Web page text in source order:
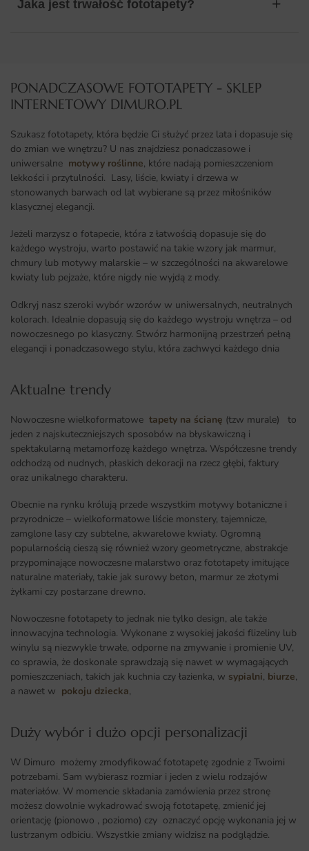
Jaka jest trwałość fototapety?
PONADCZASOWE FOTOTAPETY - SKLEP
INTERNETOWY DIMURO.PL​
Szukasz fototapety, która będzie Ci służyć przez lata i dopasuje się
do zmian we wnętrzu? U nas znajdziesz ponadczasowe i
uniwersalne motywy roślinne, które nadają pomieszczeniom
lekkości i przytulności. Lasy, liście, kwiaty i drzewa w
stonowanych barwach od lat wybierane są przez miłośników
klasycznej elegancji.
Jeżeli marzysz o fotapecie, która z łatwością dopasuje się do
każdego wystroju, warto postawić na takie wzory jak marmur,
chmury lub motywy malarskie – w szczególności na akwarelowe
kwiaty lub pejzaże, które nigdy nie wyjdą z mody.
Odkryj nasz szeroki wybór wzorów w uniwersalnych, neutralnych
kolorach. Idealnie dopasują się do każdego wystroju wnętrza – od
nowoczesnego po klasyczny. Stwórz harmonijną przestrzeń pełną
elegancji i ponadczasowego stylu, która zachwyci każdego dnia
Aktualne trendy​
Nowoczesne wielkoformatowe tapety na ścianę (tzw murale) to
jeden z najskuteczniejszych sposobów na błyskawiczną i
spektakularną metamorfozę każdego wnętrza. Współczesne trendy
odchodzą od nudnych, płaskich dekoracji na rzecz głębi, faktury
oraz unikalnego charakteru.
Obecnie na rynku królują przede wszystkim motywy botaniczne i
przyrodnicze – wielkoformatowe liście monstery, tajemnicze,
zamglone lasy czy subtelne, akwarelowe kwiaty. Ogromną
popularnością cieszą się również wzory geometryczne, abstrakcje
przypominające nowoczesne malarstwo oraz fototapety imitujące
naturalne materiały, takie jak surowy beton, marmur ze złotymi
żyłkami czy postarzane drewno.
Nowoczesne fototapety to jednak nie tylko design, ale także
innowacyjna technologia. Wykonane z wysokiej jakości flizeliny lub
winylu są niezwykle trwałe, odporne na zmywanie i promienie UV,
co sprawia, że doskonale sprawdzają się nawet w wymagających
pomieszczeniach, takich jak kuchnia czy łazienka, w sypialni, biurze,
a nawet w pokoju dziecka,
Duży wybór i dużo opcji personalizacji ​
W Dimuro możemy zmodyfikować fototapetę zgodnie z Twoimi
potrzebami. Sam wybierasz rozmiar i jeden z wielu rodzajów
materiałów. W momencie składania zamówienia przez stronę
możesz dowolnie wykadrować swoją fototapetę, zmienić jej
orientację (pionowo , poziomo) czy oznaczyć opcję wykonania jej w
lustrzanym odbiciu. Wszystkie zmiany widzisz na podglądzie.